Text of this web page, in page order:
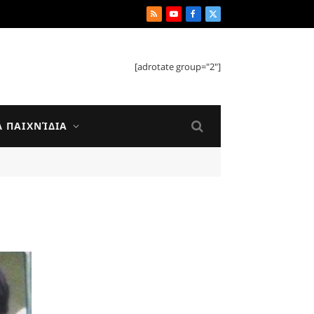
RSSYouTube
Facebook
X
[adrotate group="2"]
ΠΑΙΧΝΊΔΙΑ